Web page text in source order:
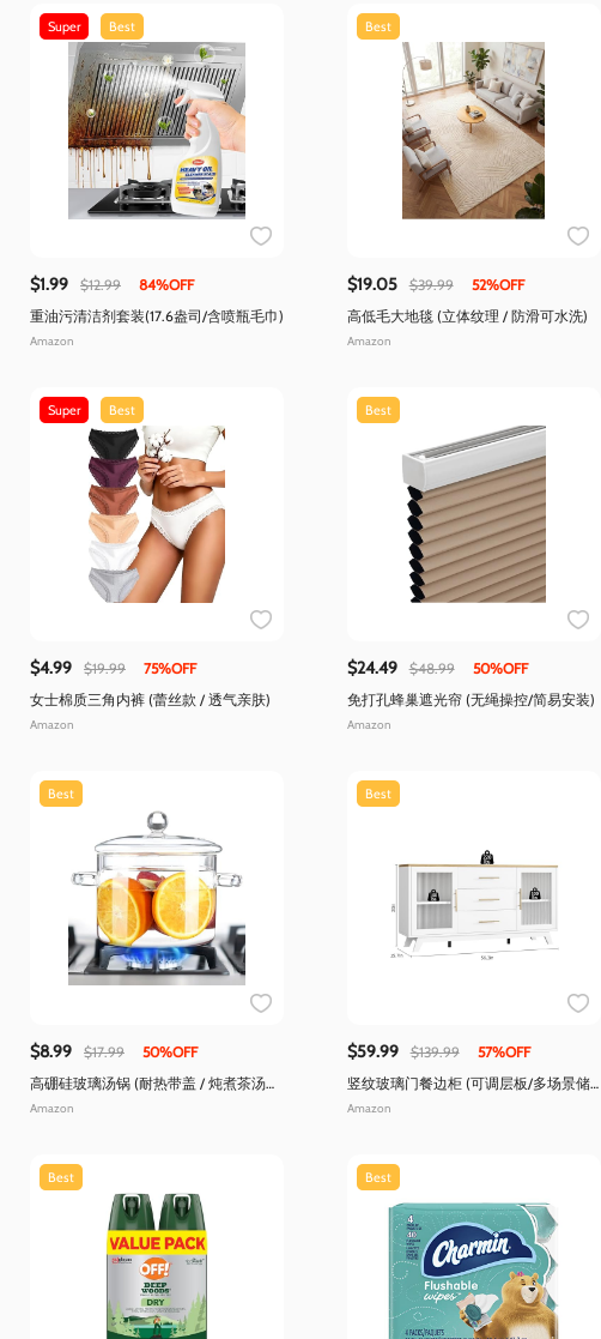
Super Best
$1.99 $12.99
84%OFF
重油污清洁剂套装(17.6盎司/含喷瓶毛巾)
Amazon
Best
$19.05 $39.99
52%OFF
高低毛大地毯 (立体纹理 / 防滑可水洗)
Amazon
Super Best
$4.99 $19.99
75%OFF
女士棉质三角内裤 (蕾丝款 / 透气亲肤)
Amazon
Best
$24.49 $48.99
50%OFF
免打孔蜂巢遮光帘 (无绳操控/简易安装)
Amazon
Best
$8.99 $17.99
50%OFF
高硼硅玻璃汤锅 (耐热带盖 / 炖煮茶汤辅
食多用)
Amazon
Best
$59.99 $139.99
57%OFF
竖纹玻璃门餐边柜 (可调层板/多场景储
物)
Amazon
Best Best